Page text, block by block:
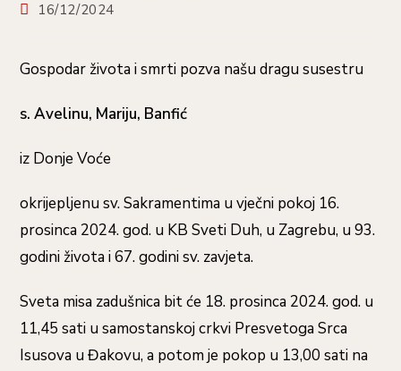
16/12/2024
Gospodar života i smrti pozva našu dragu susestru
s. Avelinu, Mariju, Banfić
iz Donje Voće
okrijepljenu sv. Sakramentima u vječni pokoj 16.
prosinca 2024. god. u KB Sveti Duh, u Zagrebu, u 93.
godini života i 67. godini sv. zavjeta.
Sveta misa zadušnica bit će 18. prosinca 2024. god. u
11,45 sati u samostanskoj crkvi Presvetoga Srca
Isusova u Đakovu, a potom je pokop u 13,00 sati na